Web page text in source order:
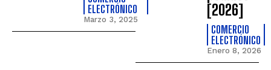
ELECTRÓNICO
Marzo 3, 2025
[2026]
COMERCIO
ELECTRÓNICO
Enero 8, 2026